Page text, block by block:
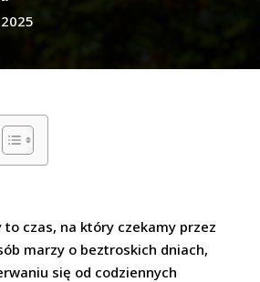
to czas, na który czekamy przez
marzy o beztroskich dniach,
się od codziennych